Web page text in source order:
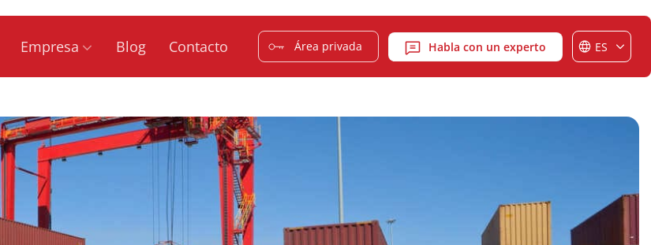
Empresa Blog Contacto Área privada Habla con un experto ES